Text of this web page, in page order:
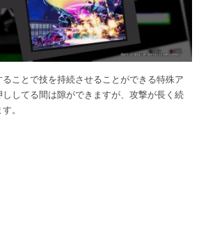
ことで技を持続させることができる特殊ア
してる間は隙ができますが、攻撃が長く続
。